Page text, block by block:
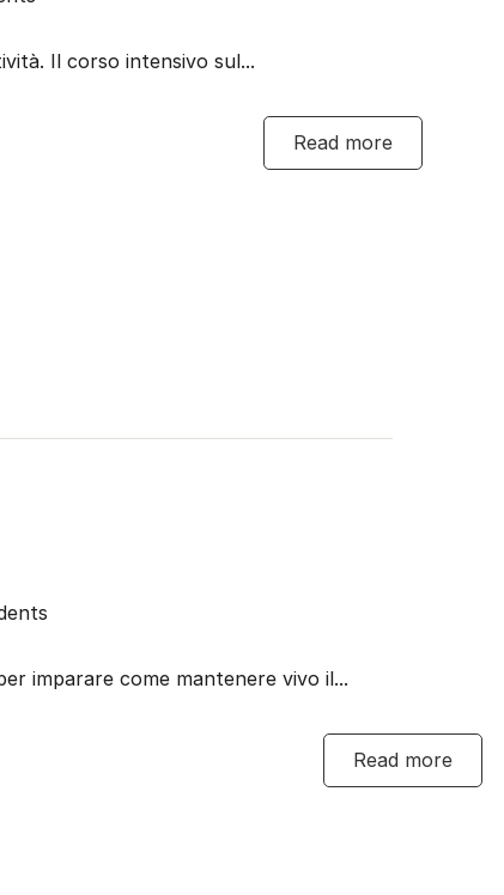
Il corso intensivo sul...
Read more
imparare come mantenere vivo il...
Read more